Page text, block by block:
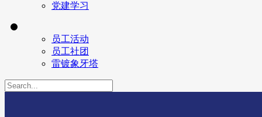
党建学习
员工活动
员工社团
雷镀象牙塔